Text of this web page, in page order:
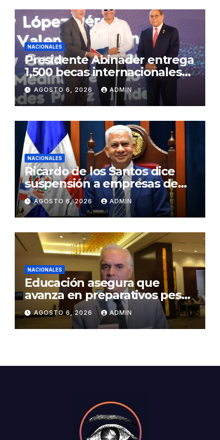
NACIONALES
Presidente Abinader entrega
1,500 becas internacionales
para cursar programas de
especialización, maestrías y
doctorados en universidades
del extranjero
AGOSTO 6, 2026 ADMIN
NACIONALES
Ricardo de los Santos dice
suspensión a empresas de
senadores no es una sanción
AGOSTO 6, 2026 ADMIN
NACIONALES
Educación asegura que
avanza en preparativos pese
a denuncias por falta de
aulas y maestros
AGOSTO 6, 2026 ADMIN